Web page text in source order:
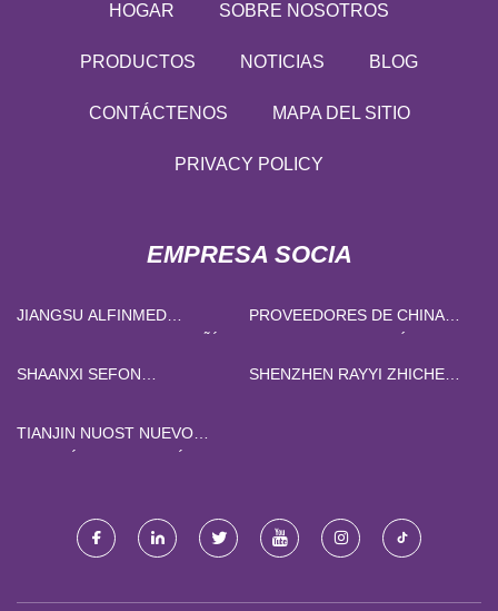
HOGAR SOBRE NOSOTROS
PRODUCTOS NOTICIAS BLOG
CONTÁCTENOS MAPA DEL SITIO
PRIVACY POLICY
EMPRESA SOCIA
JIANGSU ALFINMED
LIMITADO
PROVEEDORES DE CHINA
SOL DE SÍLICE
SHAANXI SEFON
LIMITADO.
SHENZHEN RAYYI ZHICHENG
TIANJIN NUOST NUEVO